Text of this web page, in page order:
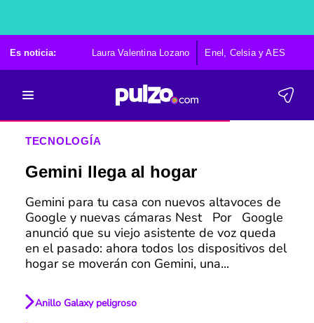
Es noticia: Laura Valentina Lozano Enel, Celsia y AES
TECNOLOGÍA
Gemini llega al hogar
Gemini para tu casa con nuevos altavoces de
Google y nuevas cámaras Nest Por Google
anunció que su viejo asistente de voz queda
en el pasado: ahora todos los dispositivos del
hogar se moverán con Gemini, una...
Anillo Galaxy peligroso